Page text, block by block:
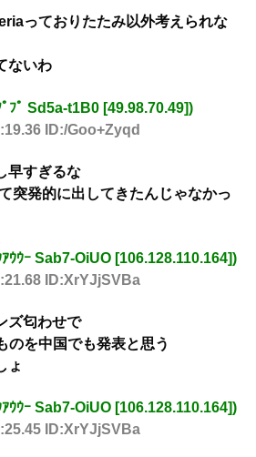
っておりたたみ以外考えられな
ないわ
ﾌﾟ Sd5a-t1B0 [49.98.70.49])
ID:/Goo+Zyqd
早すぎるな
突発的に出してきたんじゃなかっ
ｳｳｰ Sab7-OiUO [106.128.110.164])
ID:XrYJjSVBa
ズ匂わせで
のを中国でも発表と思う
ょ
ｳｳｰ Sab7-OiUO [106.128.110.164])
ID:XrYJjSVBa